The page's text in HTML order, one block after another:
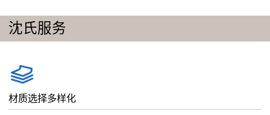
沈氏服务
材质选择多样化